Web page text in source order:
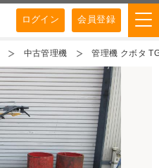
ログイン 会員登録
中古管理機 管理機 クボタ